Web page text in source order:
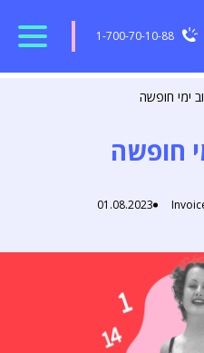
1-700-70-10-88
ימי חופשה
חופשה
01.08.2023